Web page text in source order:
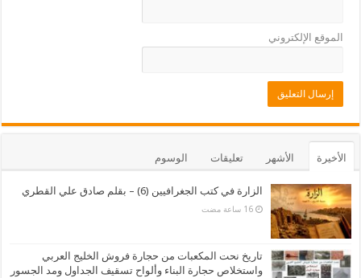
الموقع الإلكتروني
الأخيرة الأشهر تعليقات الوسوم
الزارة في كتب الجغرافيين (6) – بقلم صادق علي القطري
‏16 ساعة مضت
تاريخ نحت المكعبات من حجارة فروش الخليج العربي
واستخلاص حجارة البناء وألواح تسقيف الجداول ومد الجسور